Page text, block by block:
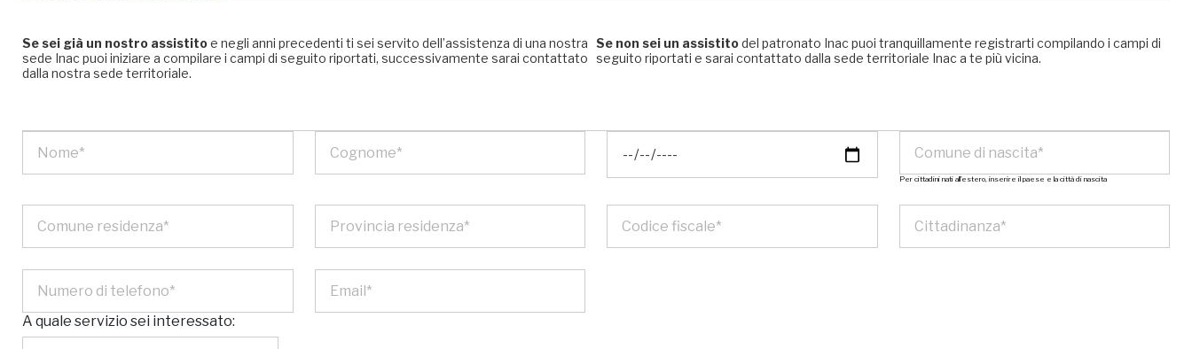
Se sei già un nostro assistitoe negli anni precedenti ti sei servito dell’assistenza di una nostra
sede Inac puoi iniziare a compilare i campi di seguito riportati, successivamente sarai contattato
dalla nostra sede territoriale.
Se non sei un assistitodel patronato Inac puoi tranquillamente registrarti compilando i campi di
seguito riportati e sarai contattato dalla sede territoriale Inac a te più vicina.
Per cittadini nati all’estero, inserire il paese e la città di nascita
A quale servizio sei interessato: